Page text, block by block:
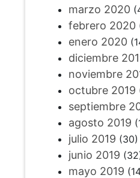
marzo 2020
febrero 2020
enero 2020
diciembre
noviembre
octubre 2019
septiembre
agosto 2019
julio 2019 (30)
junio 2019
mayo 2019